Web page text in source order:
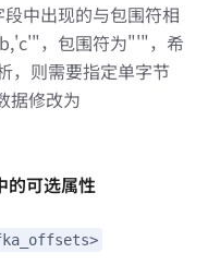
中出现的与包围符相
，包围符为"'"，希
，则需要指定单字节
据修改为
的可选属性